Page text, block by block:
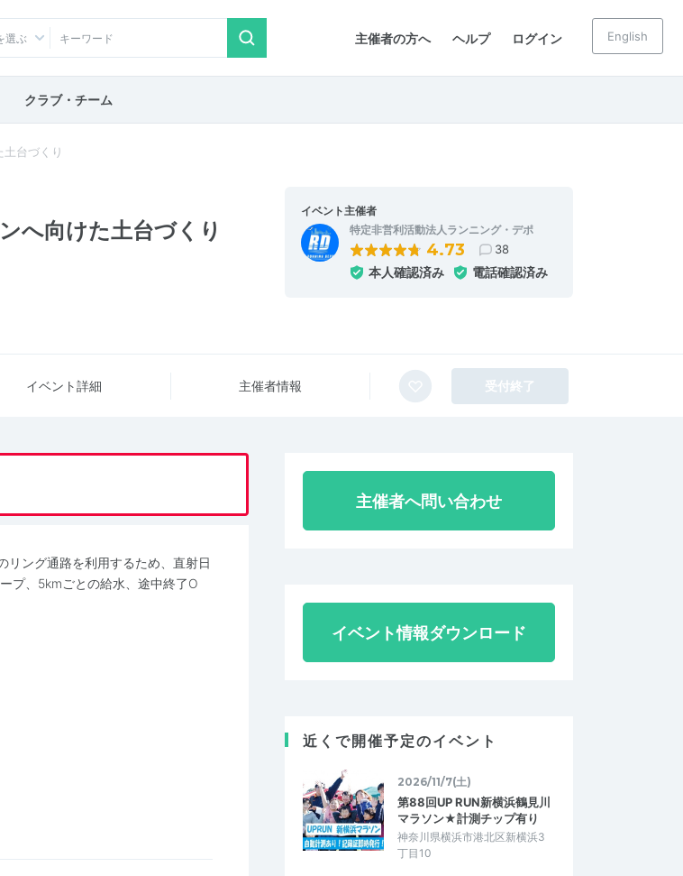
主催者の方へ ヘルプ ログイン
選ぶ English
クラブ・チーム
台づくり
へ向けた土台づくり
イベント主催者
特定非営利活動法人ランニング・デポ
4.73 38
本人確認済み 電話確認済み
イベント詳細 主催者情報 受付終了
リング通路を利用するため、直射日
プ、5kmごとの給水、途中終了O
主催者へ問い合わせ
イベント情報ダウンロード
近くで開催予定のイベント
2026/11/7(土)
第88回UP RUN新横浜鶴見川
マラソン★計測チップ有り
神奈川県横浜市港北区新横浜3
丁目10